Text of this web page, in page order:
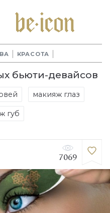
КРАСОТА
бьюти-девайсов
макияж глаз
губ
7069